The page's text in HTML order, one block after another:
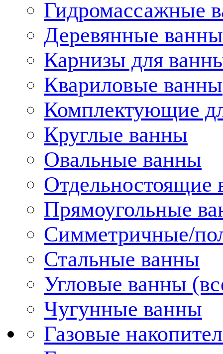
Гидромассажные
Деревянные ванны
Карнизы для
Квариловые ванны
Комплектующие
Круглые ванны
Овальные ванны
Отдельностоящие
Прямоугольные
Симметричные/
Стальные ванны
Угловые ванны
Чугунные ванны
Газовые